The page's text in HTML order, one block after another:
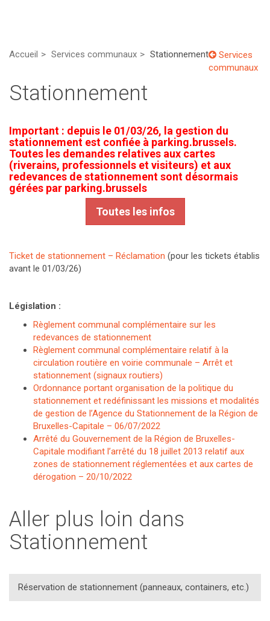
Accueil Services communaux Stationnement
Services
communaux
Stationnement
Important : depuis le 01/03/26, la gestion du
stationnement est confiée à parking.brussels.
Toutes les demandes relatives aux cartes
(riverains, professionnels et visiteurs) et aux
redevances de stationnement sont désormais
gérées par parking.brussels
Toutes les infos
Ticket de stationnement – Réclamation (pour les tickets établis
avant le 01/03/26)
Législation :
Règlement communal complémentaire sur les
redevances de stationnement
Règlement communal complémentaire relatif à la
circulation routière en voirie communale – Arrêt et
stationnement (signaux routiers)
Ordonnance portant organisation de la politique du
stationnement et redéfinissant les missions et modalités
de gestion de l’Agence du Stationnement de la Région de
Bruxelles-Capitale – 06/07/2022
Arrêté du Gouvernement de la Région de Bruxelles-
Capitale modifiant l’arrêté du 18 juillet 2013 relatif aux
zones de stationnement réglementées et aux cartes de
dérogation – 20/10/2022
Aller plus loin dans
Stationnement
Réservation de stationnement (panneaux, containers, etc.)